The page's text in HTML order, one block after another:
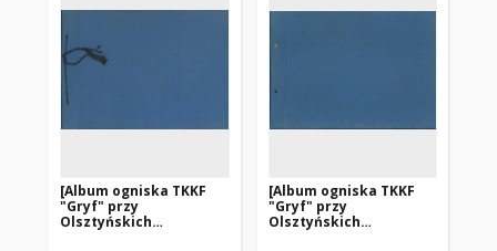
[Album ogniska TKKF
"Gryf" przy
Olsztyńskich
[Album ogniska TKKF
"Gryf" przy
Olsztyńskich